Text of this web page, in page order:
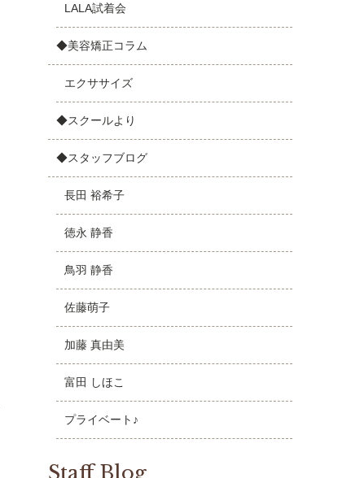
LALA試着会
◆美容矯正コラム
エクササイズ
◆スクールより
◆スタッフブログ
長田 裕希子
徳永 静香
鳥羽 静香
佐藤萌子
加藤 真由美
富田 しほこ
プライベート♪
Staff Blog